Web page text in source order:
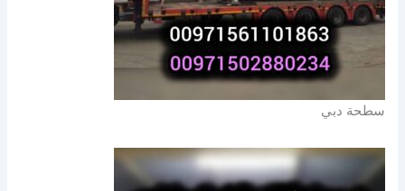
سطحة دبي